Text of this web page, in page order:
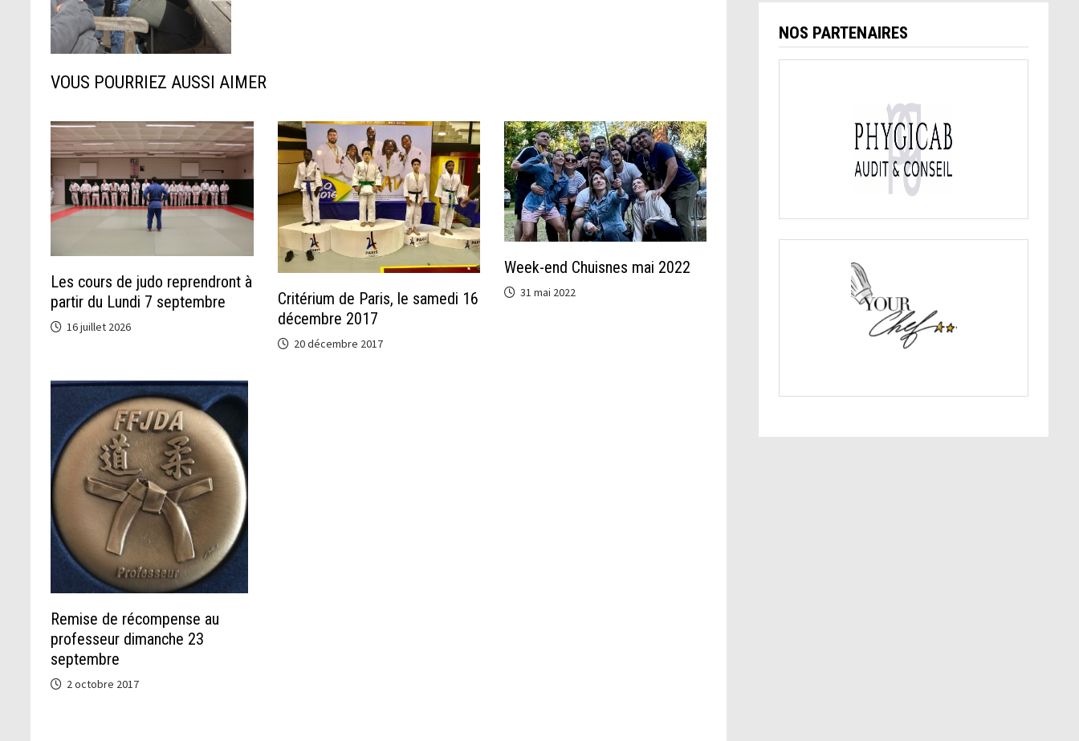
VOUS POURRIEZ AUSSI AIMER
Les cours de judo reprendront à
partir du Lundi 7 septembre
16 juillet 2026
Critérium de Paris, le samedi 16
décembre 2017
20 décembre 2017
Week-end Chuisnes mai 2022
31 mai 2022
Remise de récompense au
professeur dimanche 23
septembre
2 octobre 2017
NOS PARTENAIRES